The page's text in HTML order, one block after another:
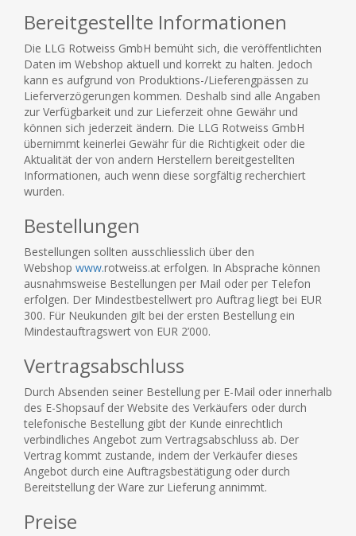
Bereitgestellte Informationen
Die LLG Rotweiss GmbH bemüht sich, die veröffentlichten
Daten im Webshop aktuell und korrekt zu halten. Jedoch
kann es aufgrund von Produktions-/Lieferengpässen zu
Lieferverzögerungen kommen. Deshalb sind alle Angaben
zur Verfügbarkeit und zur Lieferzeit ohne Gewähr und
können sich jederzeit ändern. Die LLG Rotweiss GmbH
übernimmt keinerlei Gewähr für die Richtigkeit oder die
Aktualität der von andern Herstellern bereitgestellten
Informationen, auch wenn diese sorgfältig recherchiert
wurden.
Bestellungen
Bestellungen sollten ausschliesslich über den
Webshop www.rotweiss.at erfolgen. In Absprache können
ausnahmsweise Bestellungen per Mail oder per Telefon
erfolgen. Der Mindestbestellwert pro Auftrag liegt bei EUR
300. Für Neukunden gilt bei der ersten Bestellung ein
Mindestauftragswert von EUR 2’000.
Vertragsabschluss
Durch Absenden seiner Bestellung per E-Mail oder innerhalb
des E-Shopsauf der Website des Verkäufers oder durch
telefonische Bestellung gibt der Kunde einrechtlich
verbindliches Angebot zum Vertragsabschluss ab. Der
Vertrag kommt zustande, indem der Verkäufer dieses
Angebot durch eine Auftragsbestätigung oder durch
Bereitstellung der Ware zur Lieferung annimmt.
Preise